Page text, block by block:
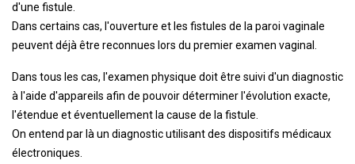
d'une fistule.
Dans certains cas, l'ouverture et les fistules de la paroi vaginale
peuvent déjà être reconnues lors du premier examen vaginal.
Dans tous les cas, l'examen physique doit être suivi d'un diagnostic
à l'aide d'appareils afin de pouvoir déterminer l'évolution exacte,
l'étendue et éventuellement la cause de la fistule.
On entend par là un diagnostic utilisant des dispositifs médicaux
électroniques.